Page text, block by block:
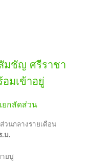
มชัญ ศรีราชา
อมเข้าอยู่
ยกสัดส่วน
วนกลางรายเดือน
.ม.
ยบู่